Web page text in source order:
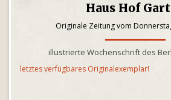
Haus Hof
Originale Zeitung vom
illustrierte Wochenschrift des
letztes verfügbares Originalexemplar!